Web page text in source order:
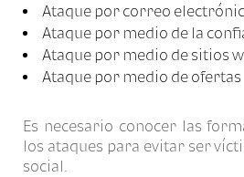
Ataque por correo
Ataque por medio de la
Ataque por medio de sitios
Ataque por medio de ofertas
Es necesario conocer las
los ataques para evitar ser
social.